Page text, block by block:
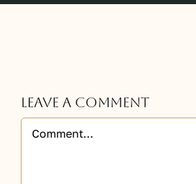
Leave A Comment
Comment